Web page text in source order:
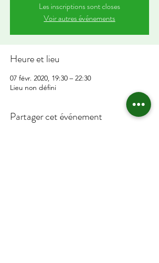
Les inscriptions sont closes
Voir autres événements
Heure et lieu
07 févr. 2020, 19:30 – 22:30
Lieu non défini
Partager cet événement